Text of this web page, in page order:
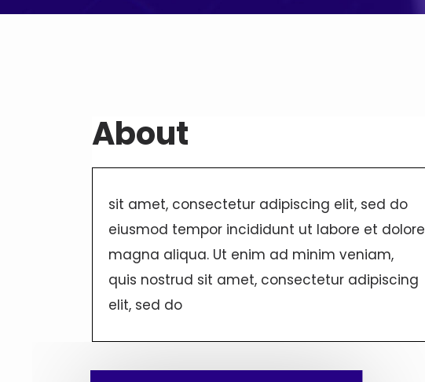
About
sit amet, consectetur adipiscing elit, sed do
eiusmod tempor incididunt ut labore et dolore
magna aliqua. Ut enim ad minim veniam,
quis nostrud sit amet, consectetur adipiscing
elit, sed do